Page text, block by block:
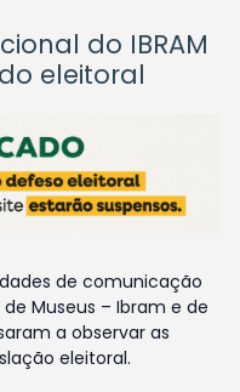
do IBRAM
eleitoral
de comunicação
Museus – Ibram e de
a observar as
eleitoral.